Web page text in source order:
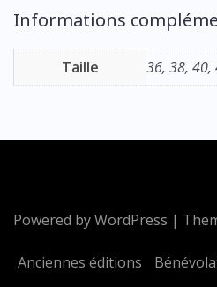
Informations
Taille 36, 38, 40,
Powered by WordPress |
Anciennes éditions